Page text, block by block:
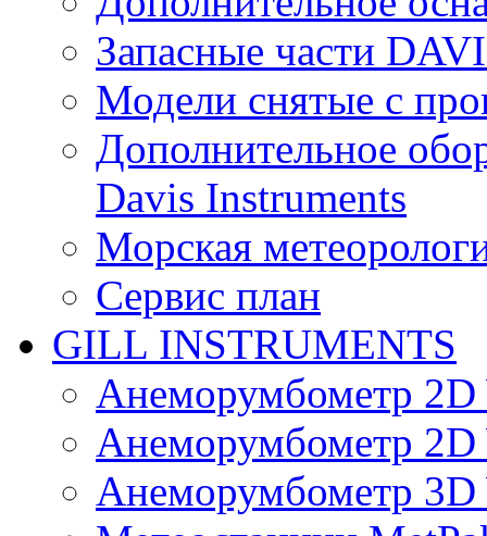
Запасные части
Модели снятые с
Дополнительное
Davis Instruments
Морская
Сервис план
GILL INSTRUMENTS
Анеморумбометр 2D
Анеморумбометр 2D
Анеморумбометр 3D